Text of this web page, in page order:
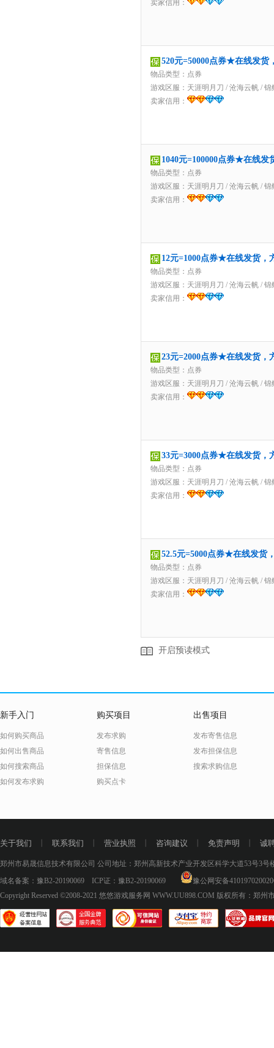
卖家信用：
520元=50000点券★在线发
物品类型：点券
游戏区服： 天涯明月刀 / 沧海云帆 / 锦
卖家信用：
1040元=100000点券★在线
物品类型：点券
游戏区服： 天涯明月刀 / 沧海云帆 / 锦
卖家信用：
12元=1000点券★在线发货
物品类型：点券
游戏区服： 天涯明月刀 / 沧海云帆 / 锦
卖家信用：
23元=2000点券★在线发货，
物品类型：点券
游戏区服： 天涯明月刀 / 沧海云帆 / 锦
卖家信用：
33元=3000点券★在线发货，
物品类型：点券
游戏区服： 天涯明月刀 / 沧海云帆 / 锦
卖家信用：
52.5元=5000点券★在线发货
物品类型：点券
游戏区服： 天涯明月刀 / 沧海云帆 / 锦
卖家信用：
开启预读模式
新手入门
如何购买商品
如何出售商品
如何搜索商品
如何发布求购
购买项目
发布求购
寄售信息
担保信息
购买点卡
出售项目
发布寄售信息
发布担保信息
搜索求购信息
关于我们 联系我们 营业执照 咨询建议 免责声明 诚
郑州市易晟信息技术有限公司 公司地址：郑州高新技术产业开发区科学大道53号3号
域名备案： 豫B2-20190069 ICP证： 豫B2-20190069
豫公网安备
Copyright Reserved ©2008-2021 悠悠游戏服务网 WWW.UU898.COM 版权所有：郑州